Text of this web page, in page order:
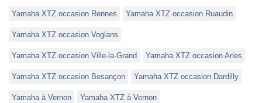
Yamaha XTZ occasion Rennes Yamaha XTZ occasion Ruaudin
Yamaha XTZ occasion Voglans
Yamaha XTZ occasion Ville-la-Grand Yamaha XTZ occasion Arles
Yamaha XTZ occasion Besançon Yamaha XTZ occasion Dardilly
Yamaha à Vernon Yamaha XTZ à Vernon